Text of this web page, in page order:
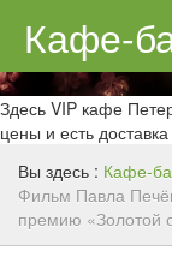
Кафе-
О нас
Меню
Контакты
Реклама
Здесь VIP кафе
цены и есть
Вы здесь : Кафе-
Фильм Павла
премию «Золотой